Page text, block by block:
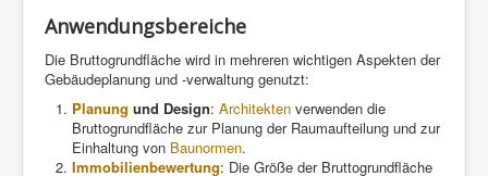
Anwendungsbereiche
Die Bruttogrundfläche wird in mehreren wichtigen Aspekten der
Gebäudeplanung und -verwaltung genutzt:
Planung und Design: Architekten verwenden die
Bruttogrundfläche zur Planung der Raumaufteilung und zur
Einhaltung von Baunormen.
Immobilienbewertung: Die Größe der Bruttogrundfläche